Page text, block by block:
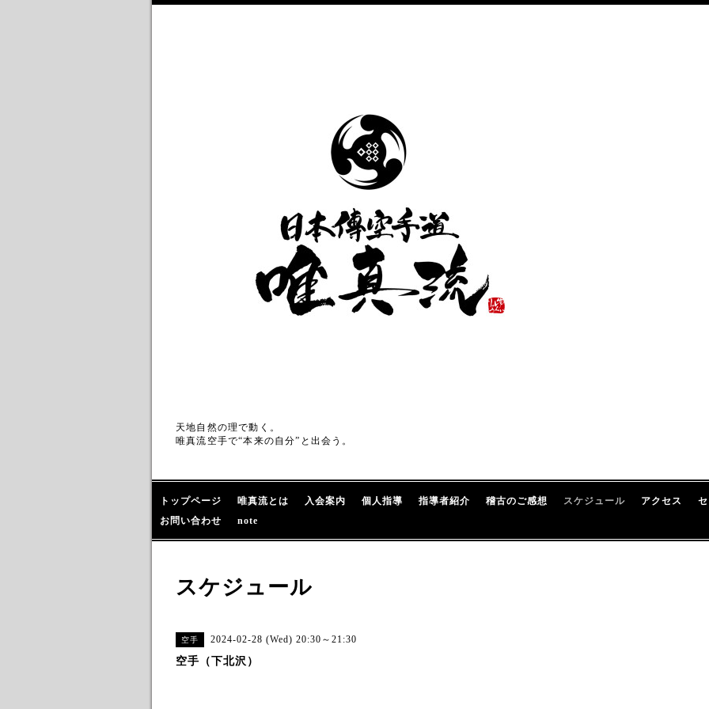
天地自然の理で動く。
唯真流空手で“本来の自分”と出会う。
トップページ 唯真流とは 入会案内 個人指導 指導者紹介 稽古のご感想 スケジュール アクセス
お問い合わせ
note
スケジュール
空手 2024-02-28 (Wed) 20:30～21:30
空手（下北沢）